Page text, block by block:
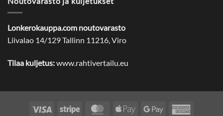
Lonkerokauppa.com noutovarasto
Liivalao 14/129 Tallinn 11216, Viro
Tilaa kuljetus:www.rahtivertailu.eu
Visa Stripe MasterCardApple
Google